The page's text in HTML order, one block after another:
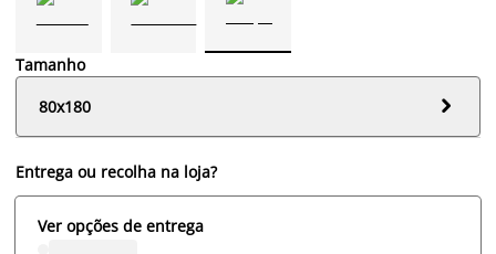
Tamanho
80x180

Entrega ou recolha na loja?
Ver opções de entrega